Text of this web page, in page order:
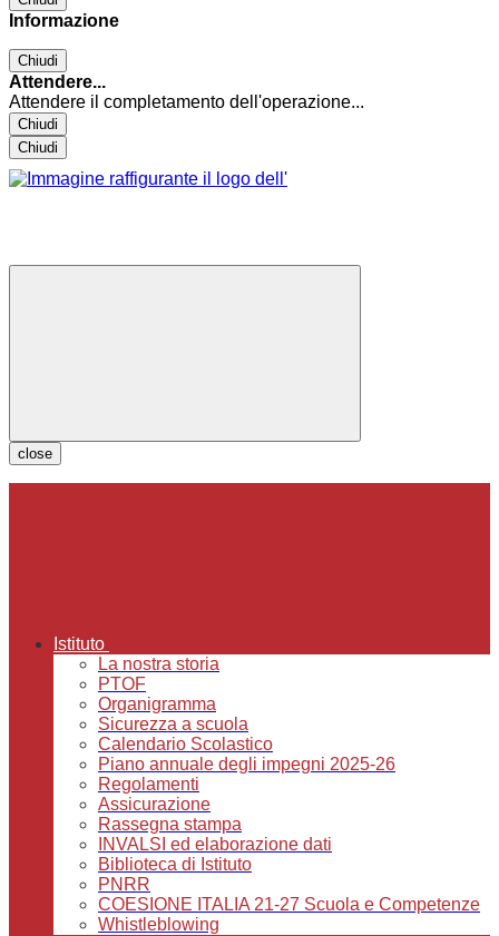
Informazione
Chiudi
Attendere...
Attendere il completamento dell'operazione...
Chiudi
Chiudi
close
Istituto
La nostra storia
PTOF
Organigramma
Sicurezza a scuola
Calendario Scolastico
Piano annuale degli impegni 2025-26
Regolamenti
Assicurazione
Rassegna stampa
INVALSI ed elaborazione dati
Biblioteca di Istituto
PNRR
COESIONE ITALIA 21-27 Scuola e Competenze
Whistleblowing